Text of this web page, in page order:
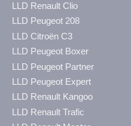
LLD Renault Clio
LLD Peugeot 208
LLD Citroën C3
LLD Peugeot Boxer
LLD Peugeot Partner
LLD Peugeot Expert
LLD Renault Kangoo
LLD Renault Trafic